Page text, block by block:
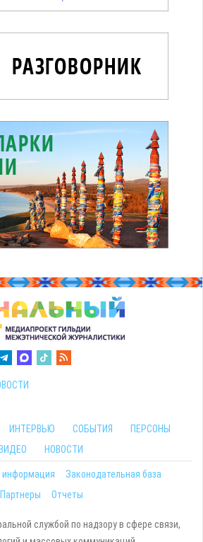
ИНТЕРВЬЮ СОБЫТИЯ
ПЕРСОНЫ
ВИДЕО НОВОСТИ
информация
Законодательная база
Партнеры Отчеты
службой по надзору в сфере связи,